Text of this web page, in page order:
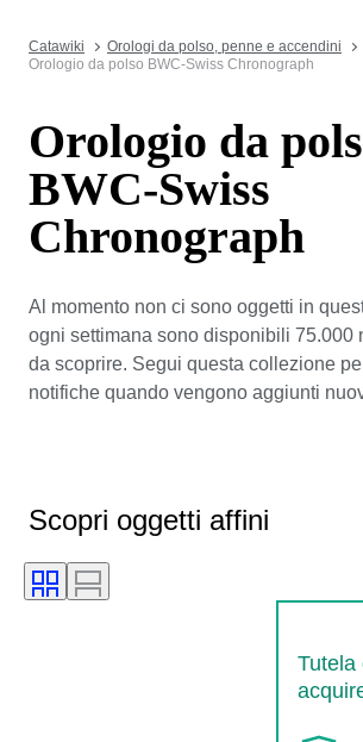
Catawiki Orologi da polso, penne e accendini
Orologio da polso BWC-Swiss Chronograph
Orologio da
BWC-Swiss
Chronograph
Al momento non ci sono oggetti in
ogni settimana sono disponibili 75.000
da scoprire. Segui questa collezione
notifiche quando vengono aggiunti
Scopri oggetti affini
Tutela